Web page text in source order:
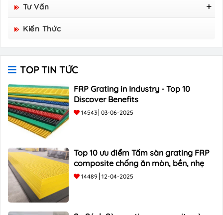
Tư Vấn
Tấm Sàn Grating Composite FRP - Hòa Bình
Group Sản Xuất
Kiến Thức
TOP TIN TỨC
FRP Grating in Industry - Top 10
Discover Benefits
14543 03-06-2025
Top 10 ưu điểm Tấm sàn grating FRP
composite chống ăn mòn, bền, nhẹ
14489 12-04-2025